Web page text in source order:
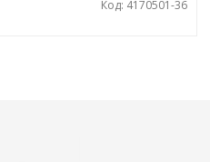
Код: 4170501-36